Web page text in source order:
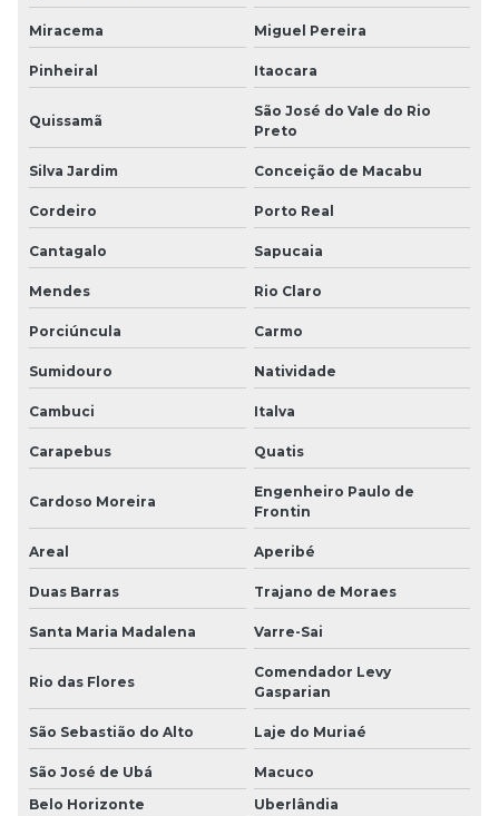
Miracema Miguel Pereira
Pinheiral Itaocara
Quissamã
São José do Vale do Rio
Preto
Silva Jardim Conceição de Macabu
Cordeiro Porto Real
Cantagalo Sapucaia
Mendes Rio Claro
Porciúncula Carmo
Sumidouro Natividade
Cambuci Italva
Carapebus Quatis
Cardoso Moreira
Engenheiro Paulo de
Frontin
Areal Aperibé
Duas Barras Trajano de Moraes
Santa Maria Madalena Varre-Sai
Rio das Flores
Comendador Levy
Gasparian
São Sebastião do Alto Laje do Muriaé
São José de Ubá
Macuco
Belo Horizonte
Uberlândia